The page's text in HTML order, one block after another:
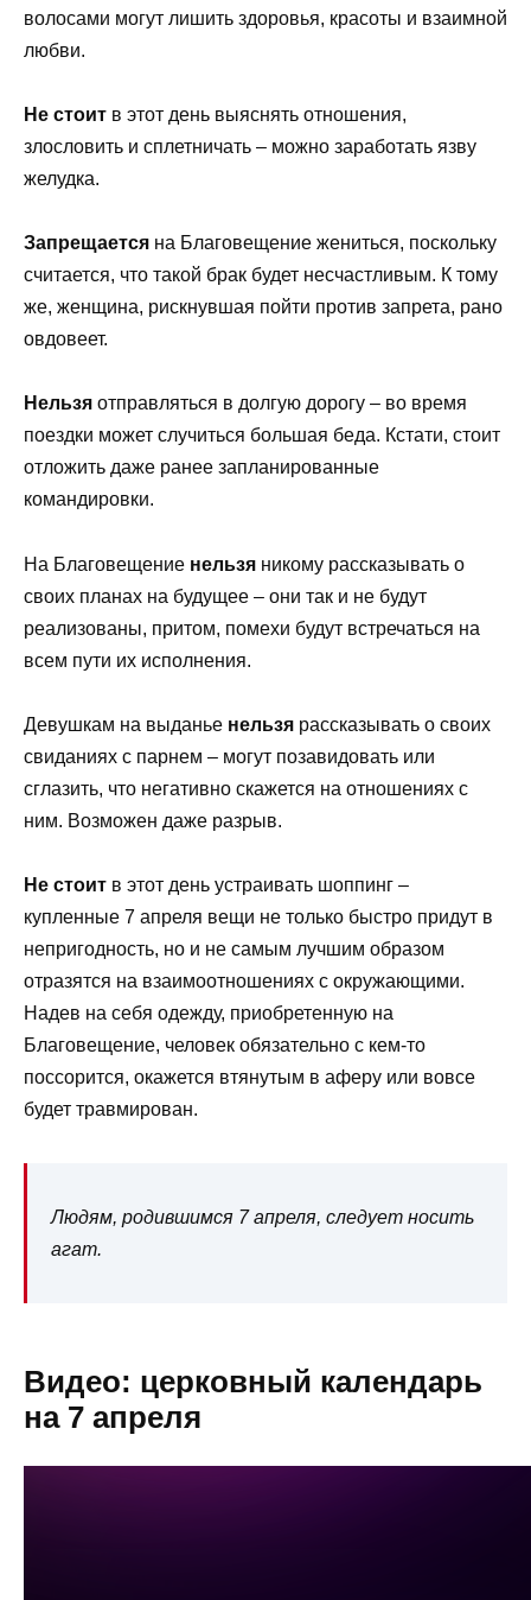
волосами могут лишить здоровья, красоты и взаимной
любви.
Не стоит в этот день выяснять отношения,
злословить и сплетничать – можно заработать язву
желудка.
Запрещается на Благовещение жениться, поскольку
считается, что такой брак будет несчастливым. К тому
же, женщина, рискнувшая пойти против запрета, рано
овдовеет.
Нельзя отправляться в долгую дорогу – во время
поездки может случиться большая беда. Кстати, стоит
отложить даже ранее запланированные
командировки.
На Благовещение нельзя никому рассказывать о
своих планах на будущее – они так и не будут
реализованы, притом, помехи будут встречаться на
всем пути их исполнения.
Девушкам на выданье нельзя рассказывать о своих
свиданиях с парнем – могут позавидовать или
сглазить, что негативно скажется на отношениях с
ним. Возможен даже разрыв.
Не стоит в этот день устраивать шоппинг –
купленные 7 апреля вещи не только быстро придут в
непригодность, но и не самым лучшим образом
отразятся на взаимоотношениях с окружающими.
Надев на себя одежду, приобретенную на
Благовещение, человек обязательно с кем-то
поссорится, окажется втянутым в аферу или вовсе
будет травмирован.
Людям, родившимся 7 апреля, следует носить
агат.
Видео: церковный календарь
на 7 апреля